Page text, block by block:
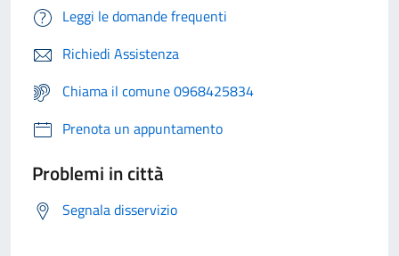
Leggi le domande frequenti
Richiedi Assistenza
Chiama il comune 0968425834
Prenota un appuntamento
Problemi in città
Segnala disservizio